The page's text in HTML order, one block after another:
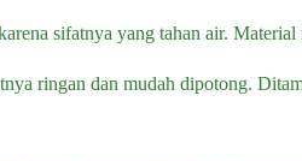
sifatnya yang tahan air.
ringan dan mudah dipotong.